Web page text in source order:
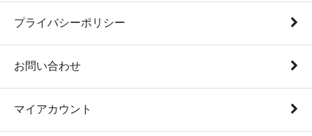
プライバシーポリシー
お問い合わせ
マイアカウント